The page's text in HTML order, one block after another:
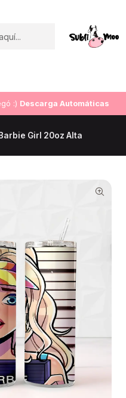
:) Descarga Automáticas
Girl 20oz Alta